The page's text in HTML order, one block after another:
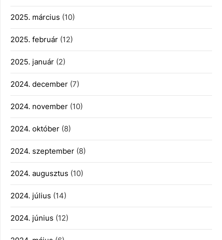
2025. március (10)
2025. február (12)
2025. január (2)
2024. december (7)
2024. november (10)
2024. október (8)
2024. szeptember (8)
2024. augusztus (10)
2024. július (14)
2024. június (12)